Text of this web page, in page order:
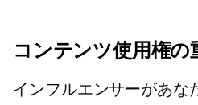
コンテンツ使用権の
インフルエンサーがあな